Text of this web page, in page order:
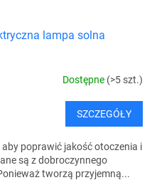
lampa solna
Dostępne (>5 szt.)
SZCZEGÓŁY
poprawić jakość otoczenia i
są z dobroczynnego
tworzą przyjemną...